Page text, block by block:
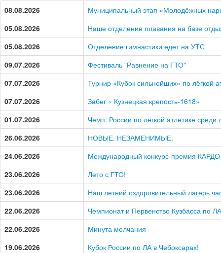
08.08.2026
Муниципальный этап «Молодёжных
05.08.2026
Наше отделение плавания на базе
05.08.2026
Отделение гимнастики едет на УТС
09.07.2026
Фестиваль "Равнение на ГТО"
07.07.2026
Турнир «Кубок сильнейших» по лёгкой
07.07.2026
Забег « Кузнецкая крепость-1618»
01.07.2026
Чемп. России по лёгкой атлетике
26.06.2026
НОВЫЕ. НЕЗАМЕНИМЫЕ.
24.06.2026
Международный конкурс-премия КАРДО
23.06.2026
Лето с ГТО!
23.06.2026
Наш летний оздоровительный лагерь
22.06.2026
Чемпионат и Первенство Кузбасса по ЛА
22.06.2026
Минута молчания
19.06.2026
Кубок России по ЛА в Чебоксарах!